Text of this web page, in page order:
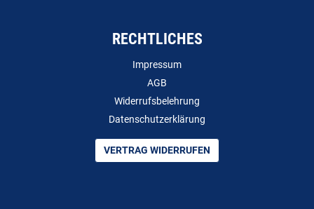
RECHTLICHES
Impressum
AGB
Widerrufsbelehrung
Datenschutzerklärung
VERTRAG WIDERRUFEN